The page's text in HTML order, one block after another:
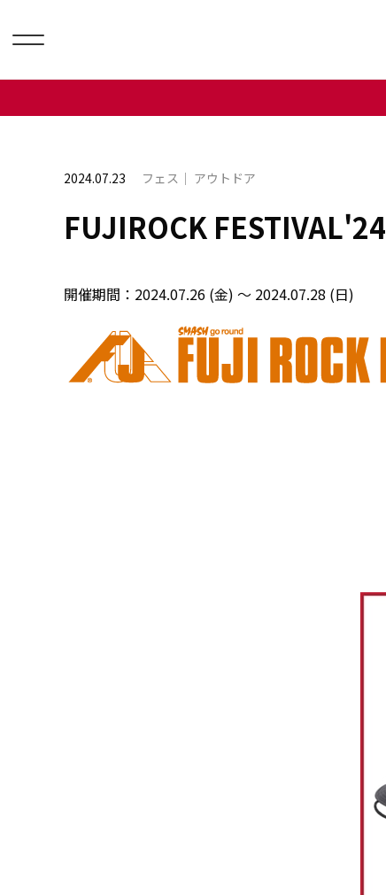
2024.07.23 フェス アウトドア
FUJIROCK FESTIVAL'24
開催期間： 2024.07.26 (金) ～ 2024.07.28 (日)